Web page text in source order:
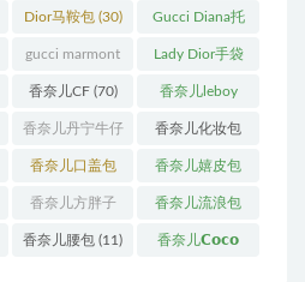
Dior马鞍包(30) Gucci Diana托
特包(11)
gucci marmont
系列(19)
Lady Dior手袋
(51)
香奈儿CF(70) 香奈儿leboy
(13)
香奈儿丹宁牛仔
(12)
香奈儿化妆包
(13)
香奈儿口盖包
(55)
香奈儿嬉皮包
(10)
香奈儿方胖子
(11)
香奈儿流浪包
(10)
香奈儿腰包 (11) 香奈儿𝗖𝗼𝗰𝗼